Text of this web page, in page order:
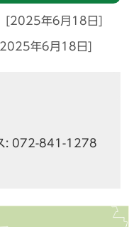
[2025年6月18日]
年6月18日]
: 072-841-1278